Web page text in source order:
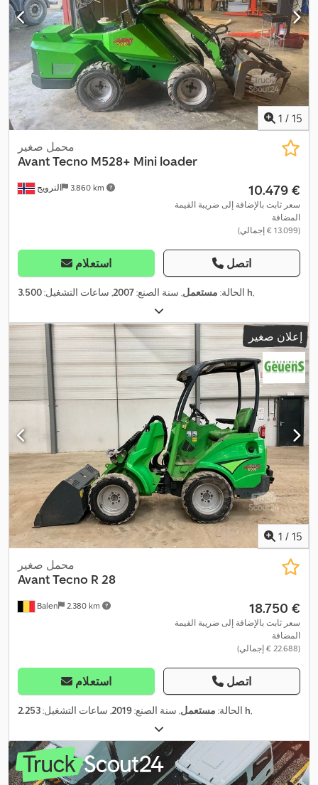
1 / 15
النرويج 3.860 km
محمل صغير
Avant Tecno M528+ Mini loader
‏10.479 €
سعر ثابت بالإضافة إلى ضريبة القيمة
المضافة
(‏13.099 € إجمالي)
استعلام اتصل
الحالة: مستعمل, سنة الصنع:2007, ساعات التشغيل: 3.500 h,
إعلان صغير
1 / 15
Balen 2.380 km
محمل صغير
Avant Tecno R 28
‏18.750 €
سعر ثابت بالإضافة إلى ضريبة القيمة
المضافة
(‏22.688 € إجمالي)
استعلام اتصل
الحالة: مستعمل, سنة الصنع:2019, ساعات التشغيل: 2.253 h,